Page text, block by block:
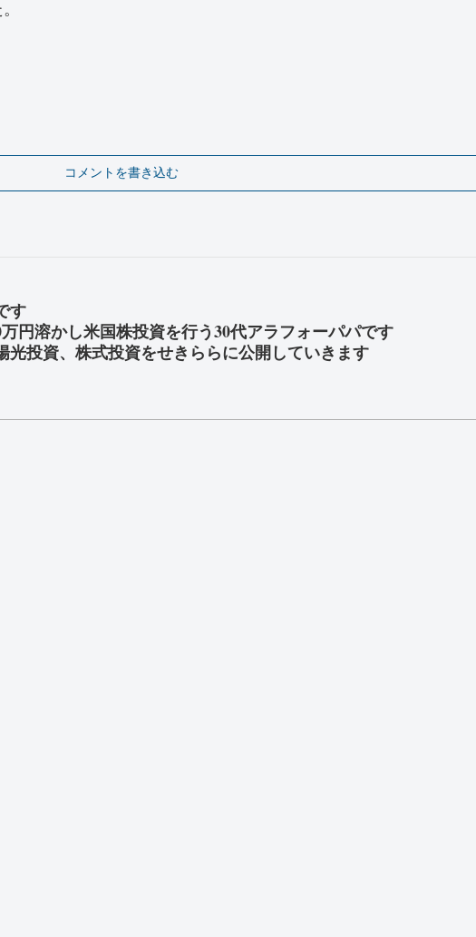
コメントを書き込む
す
円溶かし米国株投資を行う30代アラフォーパパです
光投資、株式投資をせきららに公開していきます